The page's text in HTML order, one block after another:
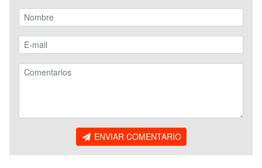
ENVIAR COMENTARIO